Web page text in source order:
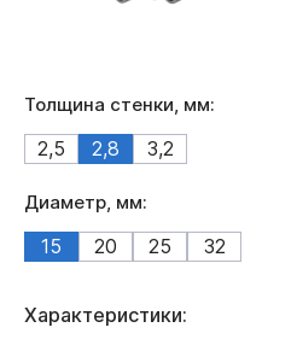
Толщина стенки, мм:
2,5 2,8 3,2
Диаметр, мм:
15 20 25 32
Характеристики: